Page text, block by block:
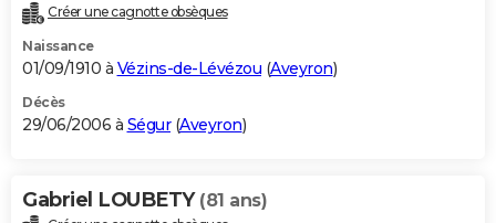
Créer une cagnotte obsèques
Naissance
01/09/1910 à Vézins-de-Lévézou (Aveyron)
Décès
29/06/2006 à Ségur(Aveyron)
Gabriel LOUBETY (81 ans)